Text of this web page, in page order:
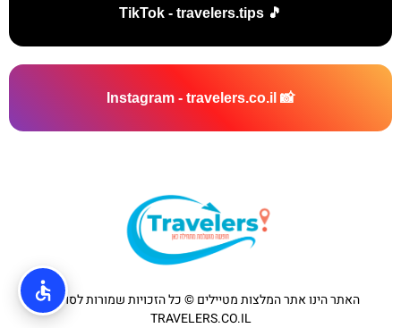
🎵 TikTok - travelers.tips
📸 Instagram - travelers.co.il
האתר הינו אתר המלצות מטיילים © כל הזכויות שמורות לסוכנות
TRAVELERS.CO.IL